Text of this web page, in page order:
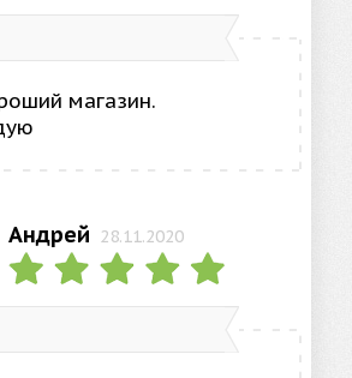
магазин.
Андрей 28.11.2020